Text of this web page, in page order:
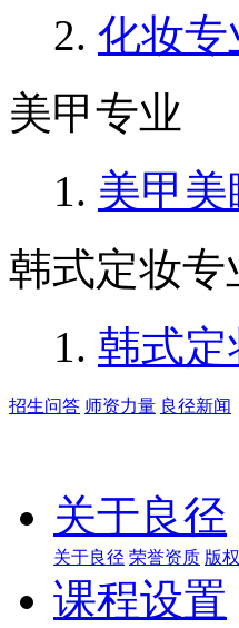
化妆专
美甲专业
美甲美
韩式定妆专
韩式定
招生问答 师资力量 良径新闻
关于良径
关于良径 荣誉资质 版
课程设置